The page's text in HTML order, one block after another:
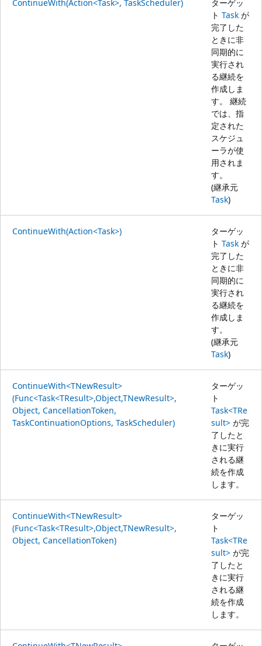
ContinueWith(Action<Task>, TaskScheduler)
ターゲッ
ト Task が
完了した
ときに非
同期的に
実行され
る継続を
作成しま
す。 継続
では、指
定された
スケジュ
ーラが使
用されま
す。
(継承元
Task)
ContinueWith(Action<Task>)
ターゲッ
ト Task が
完了した
ときに非
同期的に
実行され
る継続を
作成しま
す。
(継承元
Task)
ContinueWith<TNewResult>
(Func<Task<TResult>,Object,TNewResult>,
Object, CancellationToken,
TaskContinuationOptions, TaskScheduler)
ターゲッ
ト
Task<TRe
sult> が完
了したと
きに実行
される継
続を作成
します。
ContinueWith<TNewResult>
(Func<Task<TResult>,Object,TNewResult>,
Object, CancellationToken)
ターゲッ
ト
Task<TRe
sult> が完
了したと
きに実行
される継
続を作成
します。